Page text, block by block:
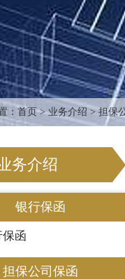
： 首页>业务介绍 > 担保
务介绍
银行保函
函
担保公司保函